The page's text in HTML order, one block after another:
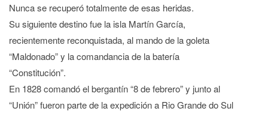
Nunca se recuperó totalmente de esas heridas.
Su siguiente destino fue la isla Martín García,
recientemente reconquistada, al mando de la goleta
“Maldonado” y la comandancia de la batería
“Constitución”.
En 1828 comandó el bergantín “8 de febrero” y junto al
“Unión” fueron parte de la expedición a Rio Grande do Sul